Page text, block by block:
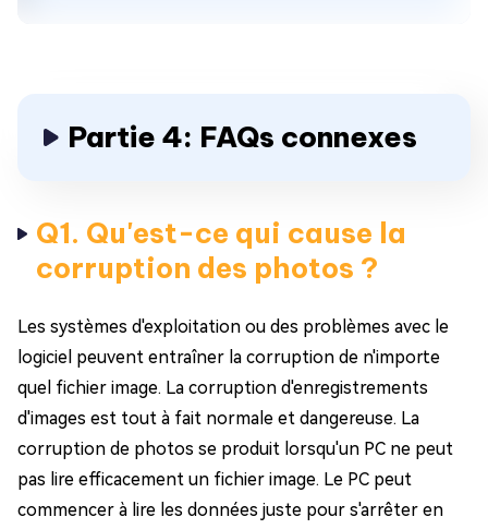
Partie 4: FAQs connexes
Q1. Qu'est-ce qui cause la
corruption des photos ?
Les systèmes d'exploitation ou des problèmes avec le
logiciel peuvent entraîner la corruption de n'importe
quel fichier image. La corruption d'enregistrements
d'images est tout à fait normale et dangereuse. La
corruption de photos se produit lorsqu'un PC ne peut
pas lire efficacement un fichier image. Le PC peut
commencer à lire les données juste pour s'arrêter en